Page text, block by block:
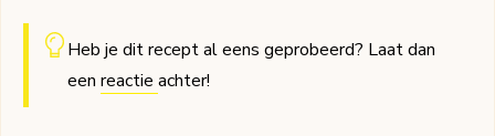
Heb je dit recept al eens geprobeerd? Laat dan
een reactie achter!